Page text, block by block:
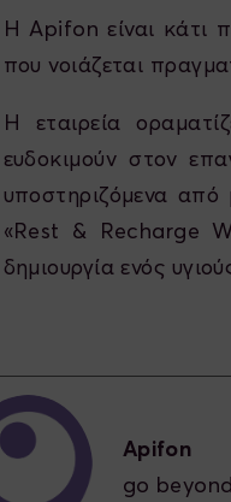
Η Apifon είναι κάτι
που νοιάζεται
H εταιρεία
ευδοκιμούν στον
υποστηριζόμενα από
«Rest & Recharge
δημιουργία ενός
Apifon
go beyond